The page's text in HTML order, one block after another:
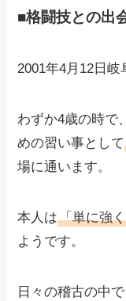
■格闘技との出
2001年4月12日岐
わずか4歳の時で
めの習い事として
場に通います。
本人は「単に強
ようです。
日々の稽古の中